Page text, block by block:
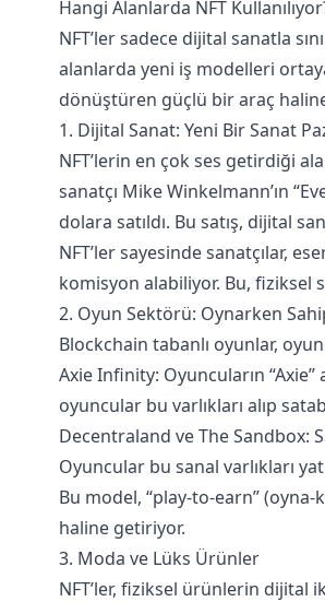
Hangi Alanlarda NFT
NFT’ler sadece dijital sanatla
alanlarda yeni iş modelleri
dönüştüren güçlü bir araç
1. Dijital Sanat: Yeni Bir Sanat
NFT’lerin en çok ses getirdiği
sanatçı Mike Winkelmann’ın
dolara satıldı. Bu satış, dijital
NFT’ler sayesinde sanatçılar,
komisyon alabiliyor. Bu, fiziksel
2. Oyun Sektörü: Oynarken
Blockchain tabanlı oyunlar,
Axie Infinity: Oyuncuların
oyuncular bu varlıkları alıp
Decentraland ve The Sandbox:
Oyuncular bu sanal varlıkları
Bu model, “play-to-earn” (oyna-
haline getiriyor.
3. Moda ve Lüks Ürünler
NFT’ler, fiziksel ürünlerin